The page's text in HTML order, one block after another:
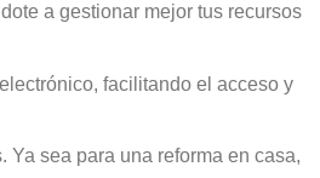
a gestionar mejor tus recursos
facilitando el acceso y
sea para una reforma en casa,